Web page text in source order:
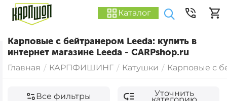
Каталог
Карповые с бейтранером Leeda: купить в
интернет магазине Leeda - CARPshop.ru
Главная / КАРПФИШИНГ / Катушки / Карповые с
Все фильтры Уточнить